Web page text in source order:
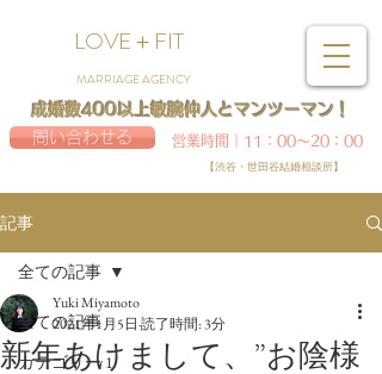
LOVE＋FIT
MARRIAGE AGENCY
問い合わせる
【渋谷・世田谷結婚相談所】
成婚数400以上敏腕仲人とマンツーマン！
営業時間｜11：00～20：00
記事
全ての記事
カテゴリー 1
全ての記事
新年あけまして、”お陰様
Yuki Miyamoto
2021年1月5日 読了時間: 3分